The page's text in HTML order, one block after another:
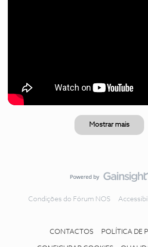
Mostrar mais
Condições do Fórum NOS
CONTACTOS POLÍTICA DE